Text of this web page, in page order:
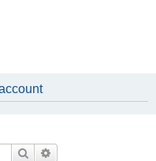
Търсене